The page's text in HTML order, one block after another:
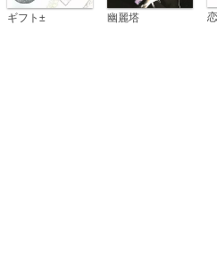
ギフト± 幽麗塔